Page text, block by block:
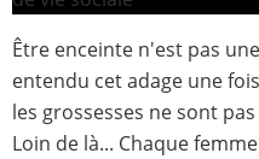
Être enceinte n'est pas
entendu cet adage une
les grossesses ne sont
Loin de là... Chaque